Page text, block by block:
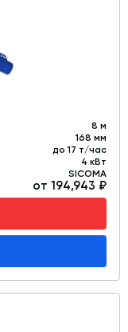
8 м
168 мм
до 17 т/час
4 кВт
SICOMA
от 194,943 ₽